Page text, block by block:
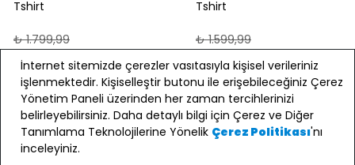
Tshirt
₺ 1.799,99
₺2.500 Üzeri Sepette %10
İndirim!
SEPETE EKLE
Tshirt
₺ 1.599,99
₺2.500 Üzeri Sepette %10
İndirim!
SEPETE EKLE
İnternet sitemizde çerezler vasıtasıyla kişisel verileriniz
işlenmektedir. Kişiselleştir butonu ile erişebileceğiniz Çerez
Yönetim Paneli üzerinden her zaman tercihlerinizi
belirleyebilirsiniz. Daha detaylı bilgi için Çerez ve Diğer
Tanımlama Teknolojilerine Yönelik Çerez Politikası'nı
inceleyiniz.